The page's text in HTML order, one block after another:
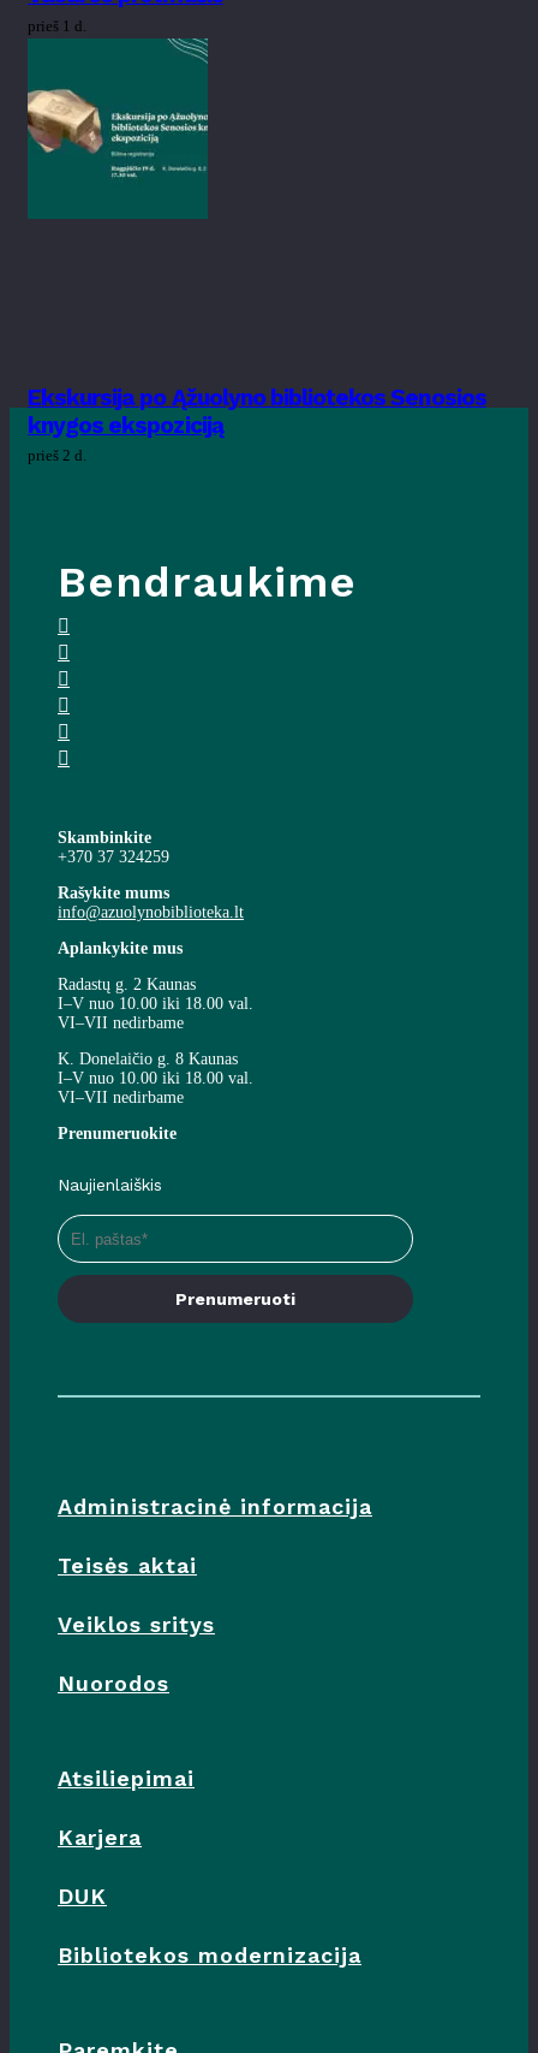
prieš 1 d.
Ekskursija po Ąžuolyno bibliotekos Senosios
knygos ekspoziciją
prieš 2 d.
Bendraukime
Skambinkite
+370 37 324259
Rašykite mums
info@azuolynobiblioteka.lt
Aplankykite mus
Radastų g. 2 Kaunas
I–V nuo 10.00 iki 18.00 val.
VI–VII nedirbame
K. Donelaičio g. 8 Kaunas
I–V nuo 10.00 iki 18.00 val.
VI–VII nedirbame
Prenumeruokite
Naujienlaiškis
Prenumeruoti
Administracinė informacija
Teisės aktai
Veiklos sritys
Nuorodos
Atsiliepimai
Karjera
DUK
Bibliotekos modernizacija